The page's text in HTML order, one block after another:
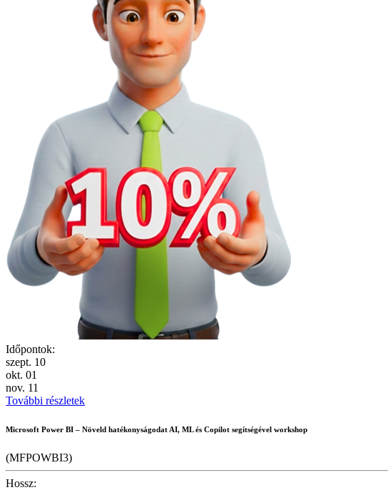
Időpontok:
szept. 10
okt. 01
nov. 11
További részletek
Microsoft Power BI – Növeld hatékonyságodat AI, ML és Copilot segítségével workshop
(MFPOWBI3)
Hossz: